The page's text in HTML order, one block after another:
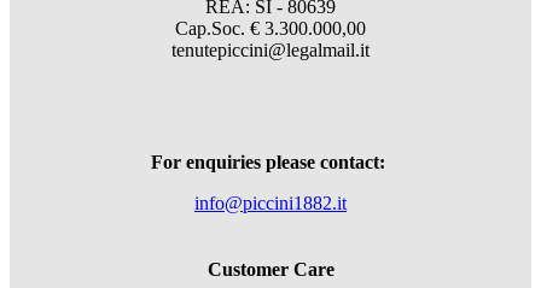
REA: SI - 80639
Cap.Soc. € 3.300.000,00
tenutepiccini@legalmail.it
For enquiries please contact:
info@piccini1882.it
Customer Care